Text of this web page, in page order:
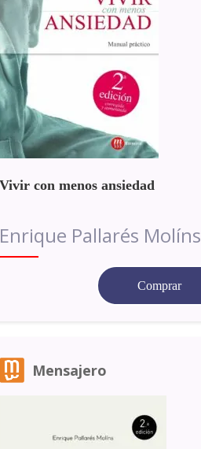
Vivir con menos ansiedad
Enrique Pallarés Molíns
Comprar
Mensajero